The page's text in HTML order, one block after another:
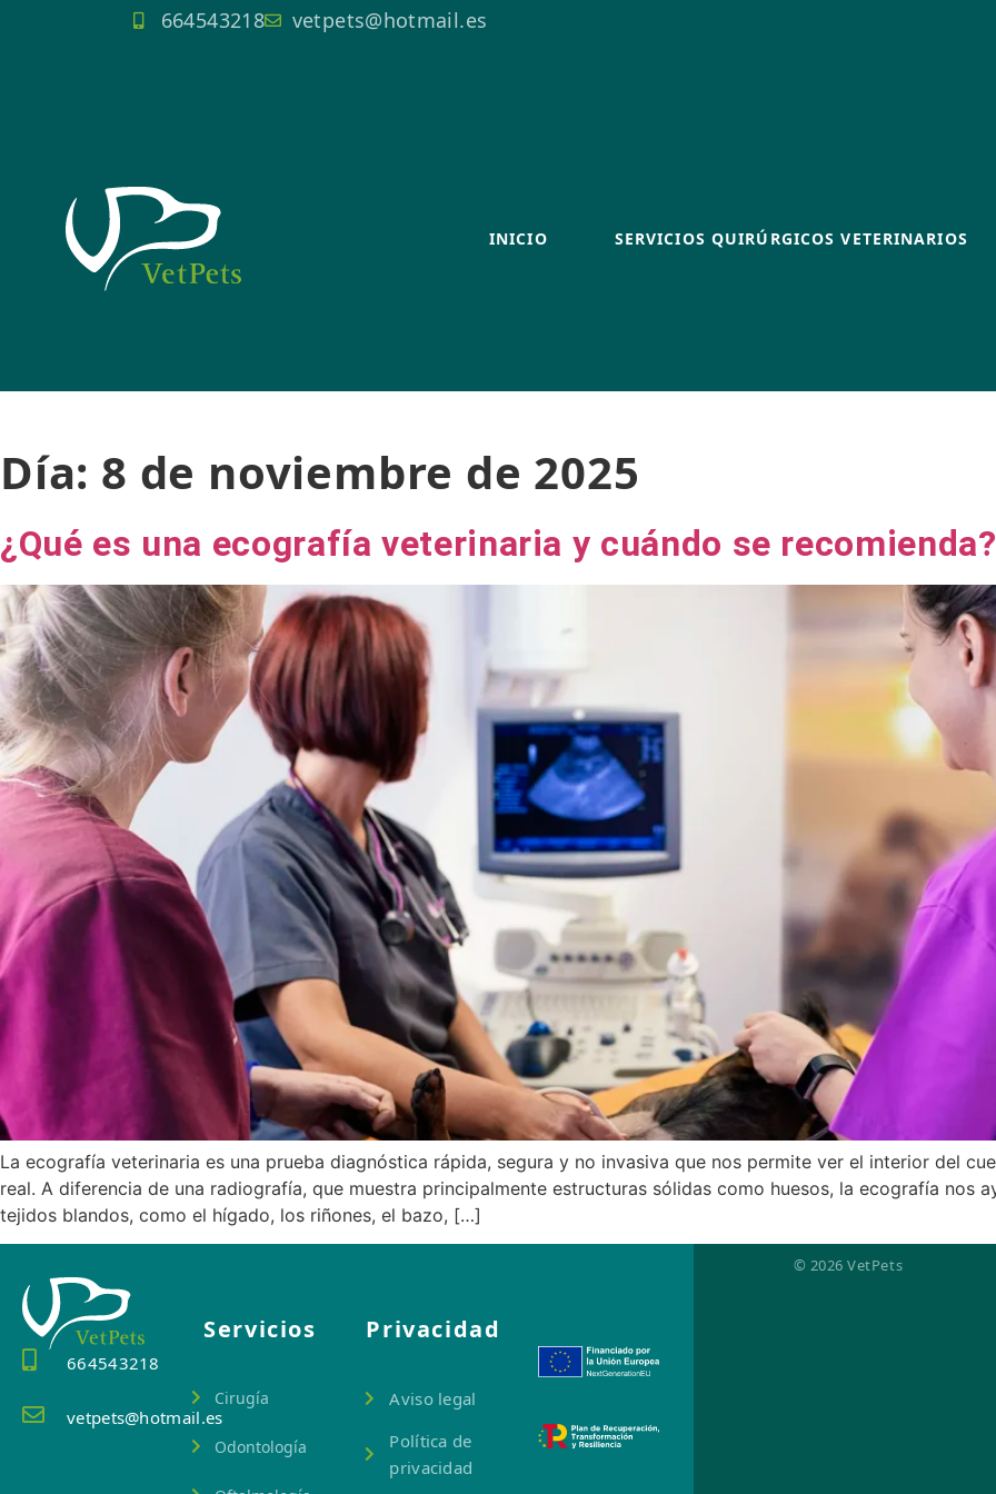
664543218 vetpets@hotmail.es
INICIO SERVICIOS QUIRÚRGICOS VETERINARIOS
Día: 8 de noviembre de 2025
¿Qué es una ecografía veterinaria y cuándo se recomienda?
La ecografía veterinaria es una prueba diagnóstica rápida, segura y no invasiva que nos permite ver el interior del
real. A diferencia de una radiografía, que muestra principalmente estructuras sólidas como huesos, la ecografía nos
tejidos blandos, como el hígado, los riñones, el bazo, […]
664543218
vetpets@hotmail.es
Servicios
Cirugía
Odontología
Privacidad
Aviso legal
Política de
privacidad
© 2026 VetPets